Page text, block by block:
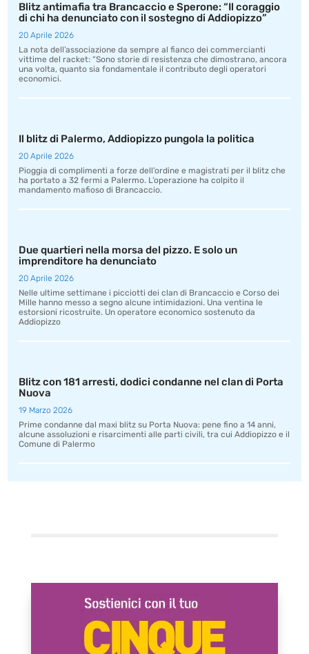
Blitz antimafia tra Brancaccio e Sperone: “Il coraggio
di chi ha denunciato con il sostegno di Addiopizzo”
20 Aprile 2026
La nota dell’associazione da sempre al fianco dei commercianti
vittime del racket: “Sono storie di resistenza che dimostrano, ancora
una volta, quanto sia fondamentale il contributo degli operatori
economici.
Il blitz di Palermo, Addiopizzo pungola la politica
20 Aprile 2026
Pioggia di complimenti a forze dell’ordine e magistrati per il blitz che
ha portato a 32 fermi a Palermo. L’operazione ha colpito il
mandamento mafioso di Brancaccio.
Due quartieri nella morsa del pizzo. E solo un
imprenditore ha denunciato
20 Aprile 2026
Nelle ultime settimane i picciotti dei clan di Brancaccio e Corso dei
Mille hanno messo a segno alcune intimidazioni. Una ventina le
estorsioni ricostruite. Un operatore economico sostenuto da
Addiopizzo
Blitz con 181 arresti, dodici condanne nel clan di Porta
Nuova
19 Marzo 2026
Prime condanne dal maxi blitz su Porta Nuova: pene fino a 14 anni,
alcune assoluzioni e risarcimenti alle parti civili, tra cui Addiopizzo e il
Comune di Palermo